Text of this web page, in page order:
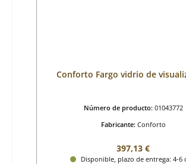
Conforto Fargo vidrio de
Número de producto: 01043772
Fabricante: Conforto
Precio normal:
397,13 €
Disponible, plazo de entrega: 4-6